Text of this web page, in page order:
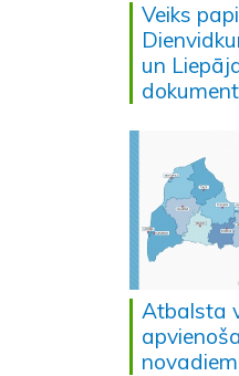
Veiks
un
Atbalsta
novadiem